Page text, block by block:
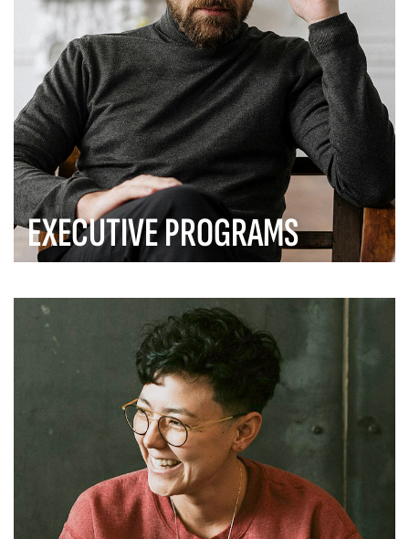
EXECUTIVE PROGRAMS